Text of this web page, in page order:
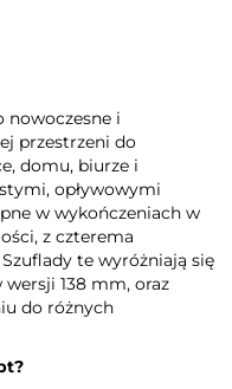
nowoczesne i
przestrzeni do
domu, biurze i
opływowymi
w wykończeniach w
z czterema
te wyróżniają się
138 mm, oraz
do różnych